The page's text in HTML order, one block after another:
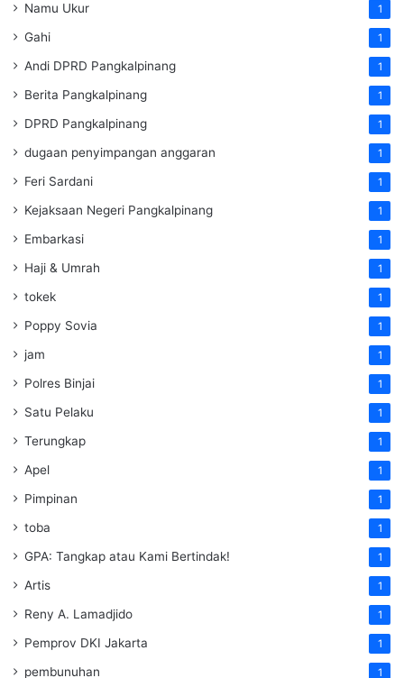
Namu Ukur 1
Gahi 1
Andi DPRD Pangkalpinang 1
Berita Pangkalpinang 1
DPRD Pangkalpinang 1
dugaan penyimpangan anggaran 1
Feri Sardani 1
Kejaksaan Negeri Pangkalpinang 1
Embarkasi 1
Haji & Umrah 1
tokek 1
Poppy Sovia 1
jam 1
Polres Binjai 1
Satu Pelaku 1
Terungkap 1
Apel 1
Pimpinan 1
toba 1
GPA: Tangkap atau Kami Bertindak! 1
Artis 1
Reny A. Lamadjido 1
Pemprov DKI Jakarta 1
pembunuhan 1